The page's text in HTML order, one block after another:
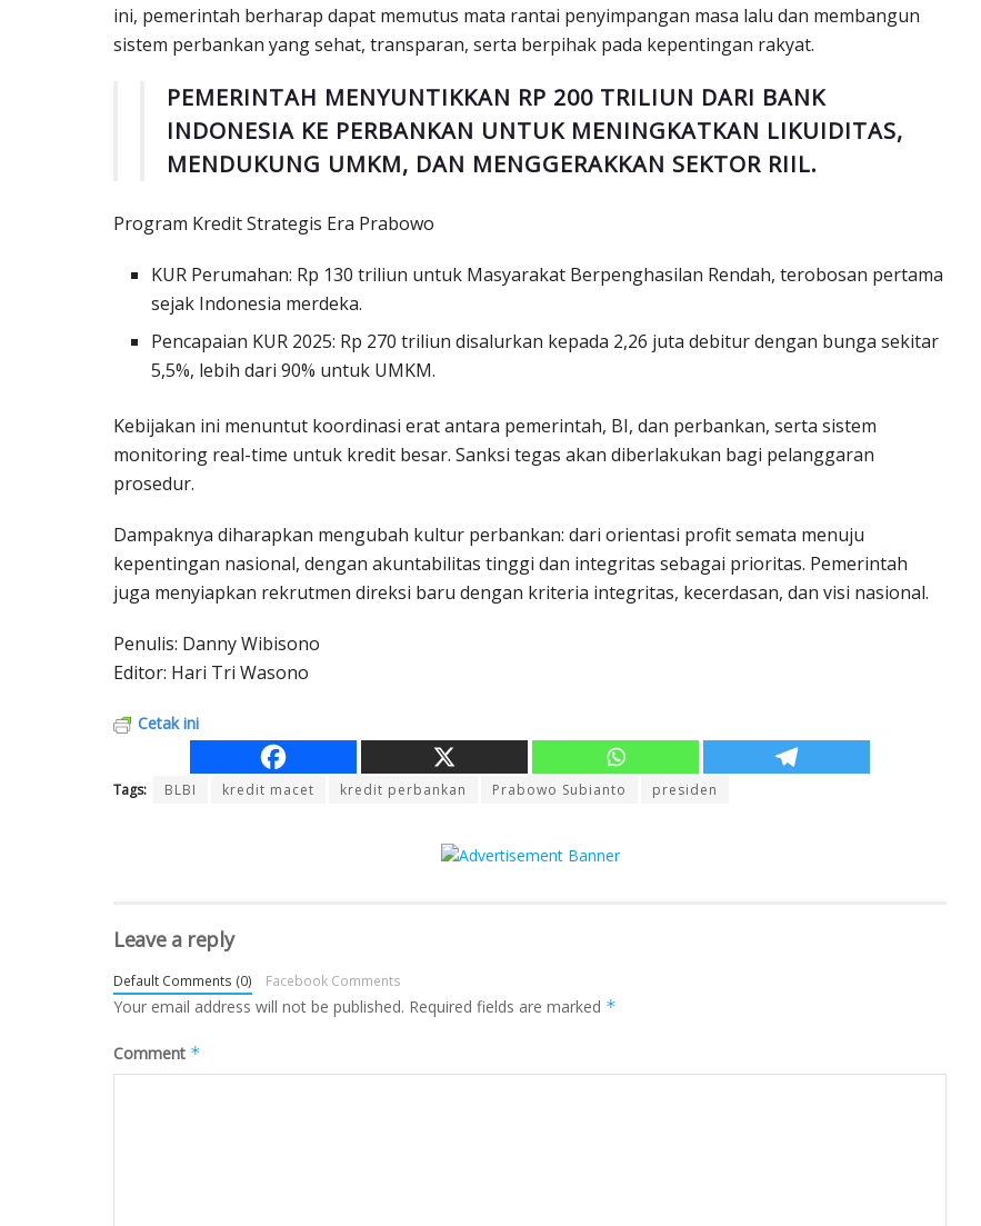
ini, pemerintah berharap dapat memutus mata rantai penyimpangan masa lalu dan membangun
sistem perbankan yang sehat, transparan, serta berpihak pada kepentingan rakyat.
PEMERINTAH MENYUNTIKKAN RP 200 TRILIUN DARI BANK
INDONESIA KE PERBANKAN UNTUK MENINGKATKAN LIKUIDITAS,
MENDUKUNG UMKM, DAN MENGGERAKKAN SEKTOR RIIL.
Program Kredit Strategis Era Prabowo
KUR Perumahan: Rp 130 triliun untuk Masyarakat Berpenghasilan Rendah, terobosan pertama
sejak Indonesia merdeka.
Pencapaian KUR 2025: Rp 270 triliun disalurkan kepada 2,26 juta debitur dengan bunga sekitar
5,5%, lebih dari 90% untuk UMKM.
Kebijakan ini menuntut koordinasi erat antara pemerintah, BI, dan perbankan, serta sistem
monitoring real-time untuk kredit besar. Sanksi tegas akan diberlakukan bagi pelanggaran
prosedur.
Dampaknya diharapkan mengubah kultur perbankan: dari orientasi profit semata menuju
kepentingan nasional, dengan akuntabilitas tinggi dan integritas sebagai prioritas. Pemerintah
juga menyiapkan rekrutmen direksi baru dengan kriteria integritas, kecerdasan, dan visi nasional.
Penulis: Danny Wibisono
Editor: Hari Tri Wasono
Cetak ini
Tags: BLBI kredit macet kredit perbankan Prabowo Subianto presiden
Leave a reply
Default Comments (0) Facebook Comments
Your email address will not be published. Required fields are marked *
Comment *